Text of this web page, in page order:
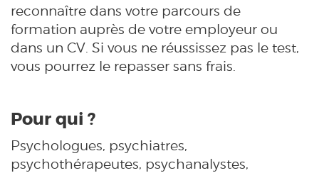
reconnaître dans votre parcours de
formation auprès de votre employeur ou
dans un CV. Si vous ne réussissez pas le test,
vous pourrez le repasser sans frais.
Pour qui ?
Psychologues, psychiatres,
psychothérapeutes, psychanalystes,